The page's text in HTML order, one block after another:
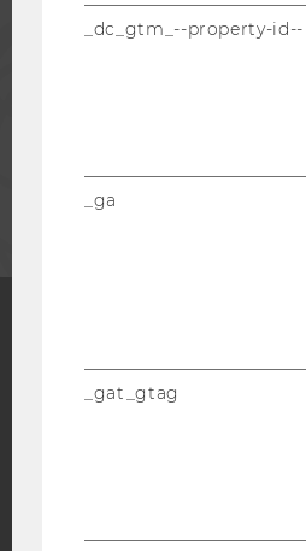
PRESSE
UNTERNEHMEN
_dc_gtm_--property-id--
_ga
_gat_gtag